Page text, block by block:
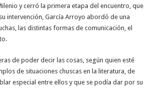
y cerró la primera etapa del encuentro, que
intervención, García Arroyo abordó de una
las distintas formas de comunicación, el
de poder decir las cosas, según quien esté
de situaciones chuscas en la literatura, de
especial entre ellos y que se podía dar por su